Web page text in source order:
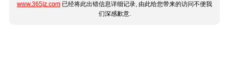
www.365jz.com 已经将此出错信息详细记录, 由此给您带来的访问不便我
们深感歉意.